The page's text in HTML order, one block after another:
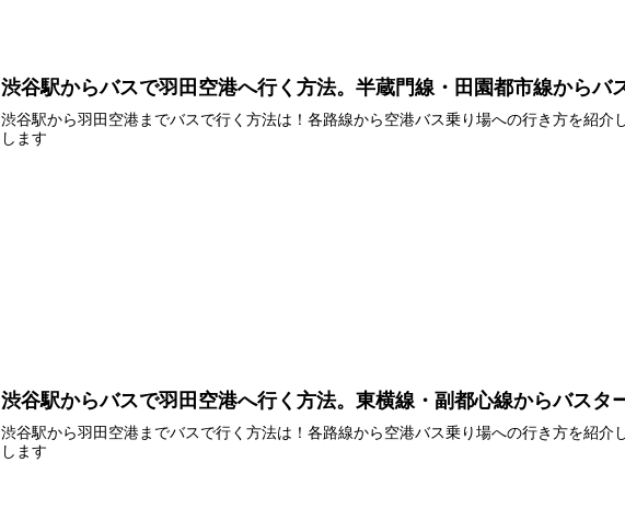
渋谷駅からバスで羽田空港へ行く方法。半蔵門線・田園都市線からバ
渋谷駅から羽田空港までバスで行く方法は！各路線から空港バス乗り場への行き方を紹介
します
渋谷駅からバスで羽田空港へ行く方法。東横線・副都心線からバスタ
渋谷駅から羽田空港までバスで行く方法は！各路線から空港バス乗り場への行き方を紹介
します